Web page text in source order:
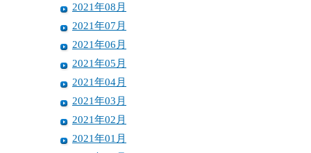
2021年08月
2021年07月
2021年06月
2021年05月
2021年04月
2021年03月
2021年02月
2021年01月